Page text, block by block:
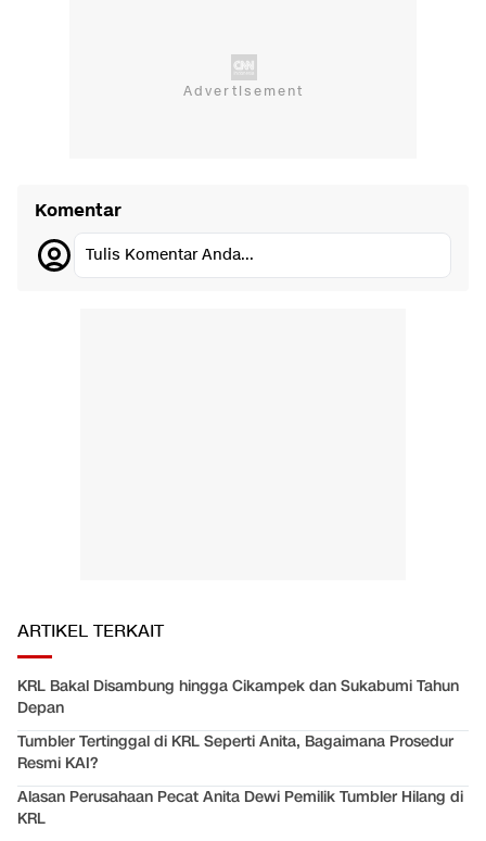
Komentar
Tulis Komentar Anda...
ARTIKEL TERKAIT
KRL Bakal Disambung hingga Cikampek dan Sukabumi Tahun
Depan
Tumbler Tertinggal di KRL Seperti Anita, Bagaimana Prosedur
Resmi KAI?
Alasan Perusahaan Pecat Anita Dewi Pemilik Tumbler Hilang di
KRL